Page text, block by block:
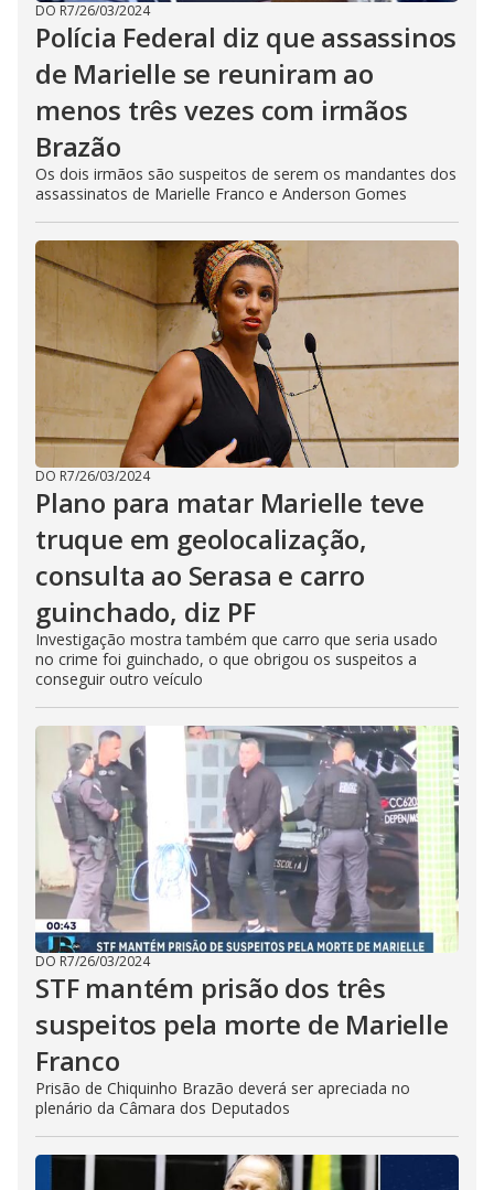
DO R7/26/03/2024
Polícia Federal diz que assassinos
de Marielle se reuniram ao
menos três vezes com irmãos
Brazão
Os dois irmãos são suspeitos de serem os mandantes dos
assassinatos de Marielle Franco e Anderson Gomes
DO R7/26/03/2024
Plano para matar Marielle teve
truque em geolocalização,
consulta ao Serasa e carro
guinchado, diz PF
Investigação mostra também que carro que seria usado
no crime foi guinchado, o que obrigou os suspeitos a
conseguir outro veículo
DO R7/26/03/2024
STF mantém prisão dos três
suspeitos pela morte de Marielle
Franco
Prisão de Chiquinho Brazão deverá ser apreciada no
plenário da Câmara dos Deputados